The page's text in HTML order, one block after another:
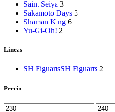
Saint Seiya 3
Sakamoto Days 3
Shaman King 6
Yu-Gi-Oh! 2
Lineas
SH FiguartsSH Figuarts 2
Precio